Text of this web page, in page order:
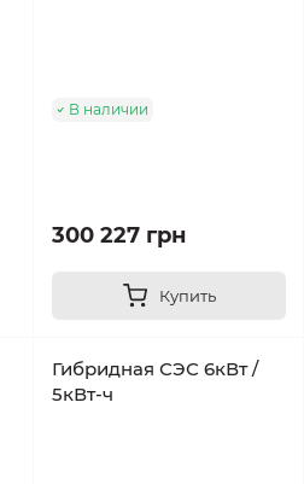
В наличии
300 227 грн
Купить
Гибридная СЭС 6кВт /
5кВт-ч